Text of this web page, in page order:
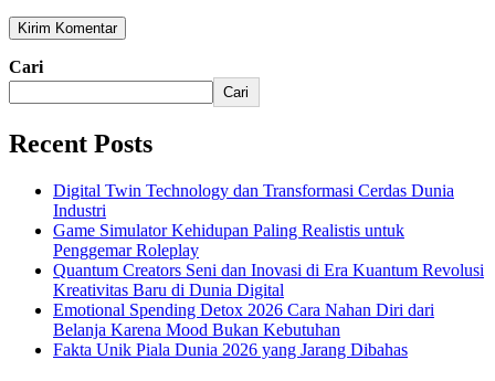
Cari
Cari
Recent Posts
Digital Twin Technology dan Transformasi Cerdas Dunia
Industri
Game Simulator Kehidupan Paling Realistis untuk
Penggemar Roleplay
Quantum Creators Seni dan Inovasi di Era Kuantum Revolusi
Kreativitas Baru di Dunia Digital
Emotional Spending Detox 2026 Cara Nahan Diri dari
Belanja Karena Mood Bukan Kebutuhan
Fakta Unik Piala Dunia 2026 yang Jarang Dibahas